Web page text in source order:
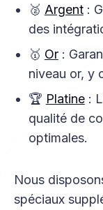
🥈 Argent:
des
🥇 Or:
niveau or, y
🏆 Platine:
qualité de
optimales.
Nous
spéciaux